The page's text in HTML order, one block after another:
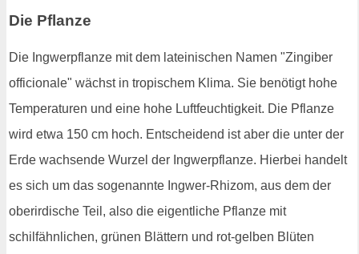
Die Pflanze
Die Ingwerpflanze mit dem lateinischen Namen "Zingiber
officionale" wächst in tropischem Klima. Sie benötigt hohe
Temperaturen und eine hohe Luftfeuchtigkeit. Die Pflanze
wird etwa 150 cm hoch. Entscheidend ist aber die unter der
Erde wachsende Wurzel der Ingwerpflanze. Hierbei handelt
es sich um das sogenannte Ingwer-Rhizom, aus dem der
oberirdische Teil, also die eigentliche Pflanze mit
schilfähnlichen, grünen Blättern und rot-gelben Blüten